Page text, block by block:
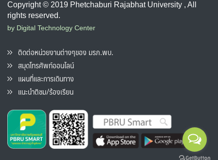
Copyright © 2019 Phetchaburi Rajabhat University , All
rights reserved.
by Digital Technology Center
ติดต่อหน่วยงานต่างๆของ มรภ.พบ.
สมุดโทรศัพท์ออนไลน์
แผนที่และการเดินทาง
แนะนำติชม/ร้องเรียน